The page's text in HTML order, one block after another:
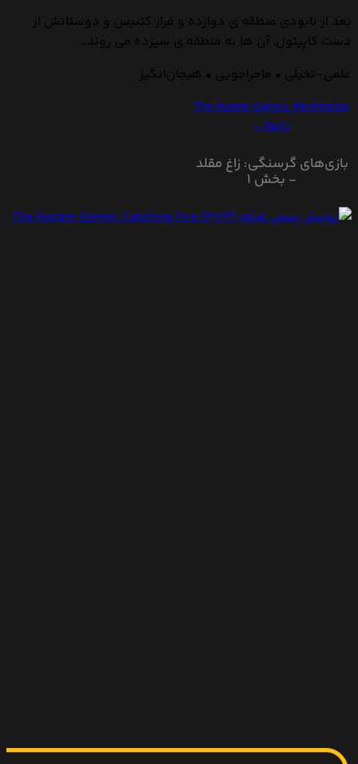
بعد از نابودی منطقه ی دوازده و فرار کتنیس و دوستانش از
دست کاپیتول، آن ها به منطقه ی سیزده می روند…
علمی-تخیلی • ماجراجویی • هیجان‌انگیز
The Hunger Games: Mockingjay
– Part 1
بازی‌های گرسنگی: زاغ مقلد
- بخش ۱